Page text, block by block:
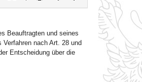
Dokument
Beauftragten und seines
Verfahren nach Art. 28 und
Entscheidung über die